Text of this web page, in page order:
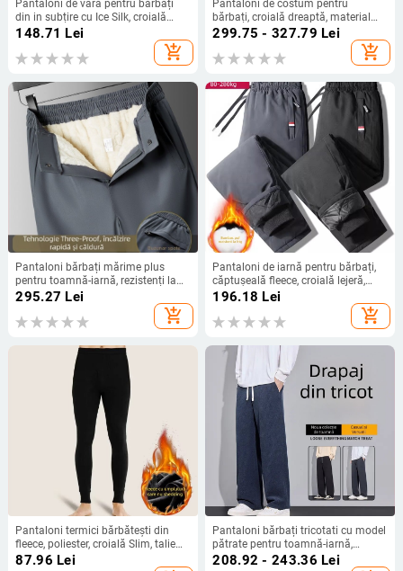
Pantaloni de vară pentru bărbați
din in subțire cu Ice Silk, croială
dreaptă, lungi, lejeri, pentru bărbați
de vârstă mijlocie și în vârstă
148.71 Lei
add_shopping_cart
Pantaloni de costum pentru
bărbați, croială dreaptă, material
gros, toamnă 2025, business
casual, cu elastan, rezistenți la
șifonare
299.75 - 327.79 Lei
add_shopping_cart
Pantaloni bărbați mărime plus
pentru toamnă-iarnă, rezistenți la
vânt și apă, căptușiți cu fleece,
295.27 Lei
add_shopping_cart
Pantaloni de iarnă pentru bărbați,
căptușeală fleece, croială lejeră,
rezistenți la vânt, calzi, casual
196.18 Lei
add_shopping_cart
Pantaloni termici bărbătești din
fleece, poliester, croială Slim, talie
medie, pentru toamnă și iarnă
87.96 Lei
Pantaloni bărbați tricotati cu model
pătrate pentru toamnă-iarnă,
bumbac, talie înaltă, croială
208.92 - 243.36 Lei